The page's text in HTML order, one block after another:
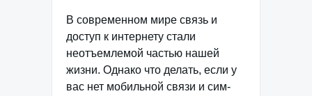
В современном мире связь и
доступ к интернету стали
неотъемлемой частью нашей
жизни. Однако что делать, если у
вас нет мобильной связи и сим-